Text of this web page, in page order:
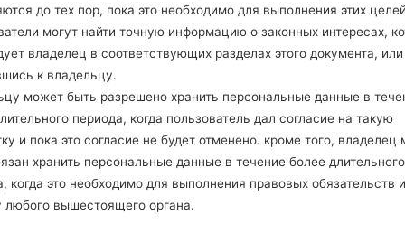
SM-T805S)
до тех пор, пока это необходимо для выполнения этих
могут найти точную информацию о законных интересах,
владелец в соответствующих разделах этого документа, или
к владельцу.
может быть разрешено хранить персональные данные в
периода, когда пользователь дал согласие на такую
и пока это согласие не будет отменено. кроме того, владелец
хранить персональные данные в течение более длительного
когда это необходимо для выполнения правовых обязательств
любого вышестоящего органа.